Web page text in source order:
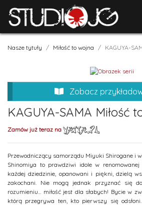
Nasze tytuły Miłość to wojna KAGUYA-
Zobacz
KAGUYA-SAMA Miłość
Zamów już teraz na
Przewodniczący samorządu Miyuki Shirogane i
Shinomiya to prawdziwi idole w
każdej dziedzinie, opanowani i piękni, dzielą
zakochani. Nie mogą jednak przyznać się
rozumieniu... miłość jest dla słabych! Bycie w
którą przegrywa ten, kto pierwszy się